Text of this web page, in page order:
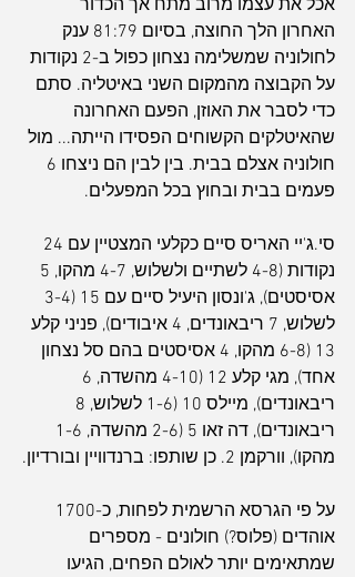
אכל את עצמו מרוב מתח אך הכדור
האחרון הלך החוצה, בסיום 81:79 ענק
לחולוניה שמשלימה נצחון כפול ב-2 נקודות
על הקבוצה מהמקום השני באיטליה. סתם
כדי לסבר את האוזן, הפעם האחרונה
שהאיטלקים הקשוחים הפסידו הייתה... מול
פעמים בבית ובחוץ בכל המפעלים.
לשלוש, 7 ריבאונדים, 4 איבודים), פניני קלע
13 (6-8 מהקו, 4 אסיסטים בהם סל נצחון
מהקו), וורקמן 2. כן שותפו: ברנדוויין ובורדיון.
אוהדים (פלוס?) חולונים - מספרים
שמתאימים יותר לאולם הפחים, הגיעו